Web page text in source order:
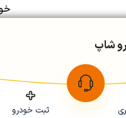
ثبت خودرو
رضایت مشتریان
Copyright © 2005-2026
شاپ